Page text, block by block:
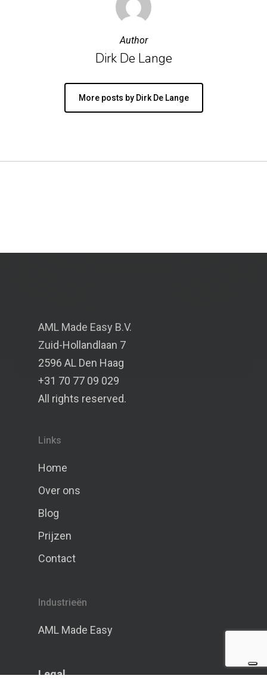
Author
Dirk De Lange
More posts by Dirk De Lange
AML Made Easy B.V.
Zuid-Hollandlaan 7
2596 AL Den Haag
+31 70 77 09 029
All rights reserved.
Links
Home
Over ons
Blog
Prijzen
Contact
Industrieën
AML Made Easy
Legal